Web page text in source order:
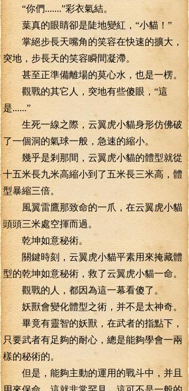
“你們.......”彩衣氣結。
葉真的眼睛卻是陡地變紅，“小貓！”
掌絕步長天嘴角的笑容在快速的擴大，
突地，步長天的笑容瞬間凝滯。
甚至正準備離場的莫心水，也是一楞。
觀戰的其它人，突地有些傻眼，“這
是......”
生死一線之際，云翼虎小貓身形仿佛破
了一個洞的氣球一般，急速的縮小。
幾乎是剎那間，云翼虎小貓的體型就從
十五米長九米高縮小到了五米長三米高，體
型暴縮三倍。
風翼雷鷹那致命的一爪，在云翼虎小貓
頭頭三米處空揮而過。
乾坤如意秘術。
關鍵時刻，云翼虎小貓平素用來掩藏體
型的乾坤如意秘術，救了云翼虎小貓一命。
觀戰的人，都因為這一幕看傻了。
妖獸會變化體型之術，并不是太神奇。
畢竟有靈智的妖獸，在武者的指點下，
只要武者有足夠的耐心，總是能夠學會一兩
樣的秘術的。
但是，能夠主動的運用的戰斗中，并且